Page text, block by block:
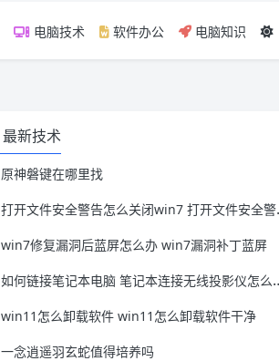
电脑技术 软件办公 电脑知识
最新技术
原神磐键在哪里找
打开文件安全警告怎么关闭win7 打开文件安全警告怎么关闭win11
win7修复漏洞后蓝屏怎么办 win7漏洞补丁蓝屏
如何链接笔记本电脑 笔记本连接无线投影仪怎么连接
win11怎么卸载软件 win11怎么卸载软件干净
一念逍遥羽玄蛇值得培养吗